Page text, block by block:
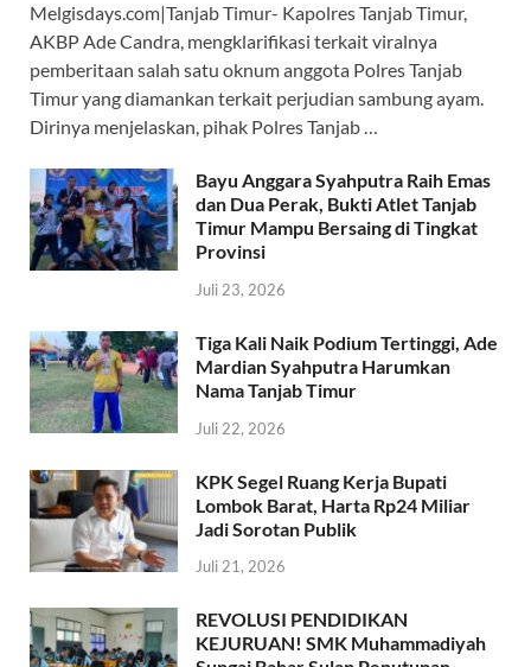
e
b
o
o
k
at
s
A
p
p
e
gr
a
m
itt
er
e
a
ds
Melgisdays.com|Tanjab Timur- Kapolres Tanjab Timur,
AKBP Ade Candra, mengklarifikasi terkait viralnya
pemberitaan salah satu oknum anggota Polres Tanjab
Timur yang diamankan terkait perjudian sambung ayam.
Dirinya menjelaskan, pihak Polres Tanjab …
Bayu Anggara Syahputra Raih Emas
dan Dua Perak, Bukti Atlet Tanjab
Timur Mampu Bersaing di Tingkat
Provinsi
Juli 23, 2026
Tiga Kali Naik Podium Tertinggi, Ade
Mardian Syahputra Harumkan
Nama Tanjab Timur
Juli 22, 2026
KPK Segel Ruang Kerja Bupati
Lombok Barat, Harta Rp24 Miliar
Jadi Sorotan Publik
Juli 21, 2026
REVOLUSI PENDIDIKAN
KEJURUAN! SMK Muhammadiyah